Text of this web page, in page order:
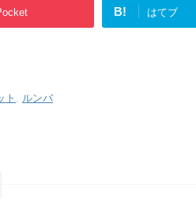
B! はてブ
ト ルンバ